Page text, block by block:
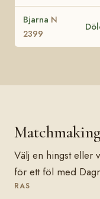
Bjarna N
2399
Välj en hingst eller
för ett föl med
RAS